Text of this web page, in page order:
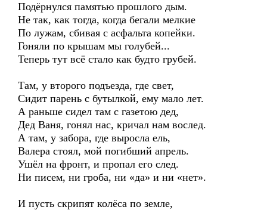
Подёрнулся памятью прошлого дым.
Не так, как тогда, когда бегали мелкие
По лужам, сбивая с асфальта копейки.
Гоняли по крышам мы голубей...
Теперь тут всё стало как будто грубей.
Там, у второго подъезда, где свет,
Сидит парень с бутылкой, ему мало лет.
А раньше сидел там с газетою дед,
Дед Ваня, гонял нас, кричал нам вослед.
А там, у забора, где выросла ель,
Валера стоял, мой погибший апрель.
Ушёл на фронт, и пропал его след.
Ни писем, ни гроба, ни «да» и ни «нет».
И пусть скрипят колёса по земле,